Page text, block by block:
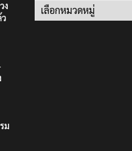
ง
ม
Categories